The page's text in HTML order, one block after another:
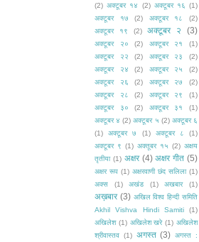
(2) अक्टूबर १४ (2) अक्टूबर १६ (1)
अक्टूबर १७
(2) अक्टूबर १८
(2)
अक्टूबर १९
(2) अक्टूबर २ (3)
अक्टूबर २० (2) अक्टूबर २१
(1)
अक्टूबर २२
(2) अक्टूबर २३
(2)
अक्टूबर २४
(2) अक्टूबर २५
(2)
अक्टूबर २६
(2) अक्टूबर २७
(2)
अक्टूबर २८
(2) अक्टूबर २९
(1)
अक्टूबर ३०
(2) अक्टूबर ३१
(1)
अक्टूबर ४ (2) अक्टूबर ५ (2) अक्टूबर ६
(1)
अक्टूबर ७ (1) अक्टूबर ८
(1)
अक्टूबर ९ (1) अक्तूबर १५ (2) अक्षय
तृतीया (1) अक्षर (4) अक्षर गीत (5)
अक्षर रूप (1) अक्षरवाणी छंद सलिला (1)
अक्स
(1) अखंड (1) अखबार (1)
अख़बार (3) अखिल विश्व हिन्दी समिति
Akhil Vishva Hindi Samiti
(1)
अखिलेश (1) अखिलेश खरे (1) अखिलेश
श्रीवास्तव (1) अगस्त (3) अगस्त :